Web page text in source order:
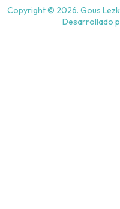
Copyright © 2026. Gous
Desarrollado